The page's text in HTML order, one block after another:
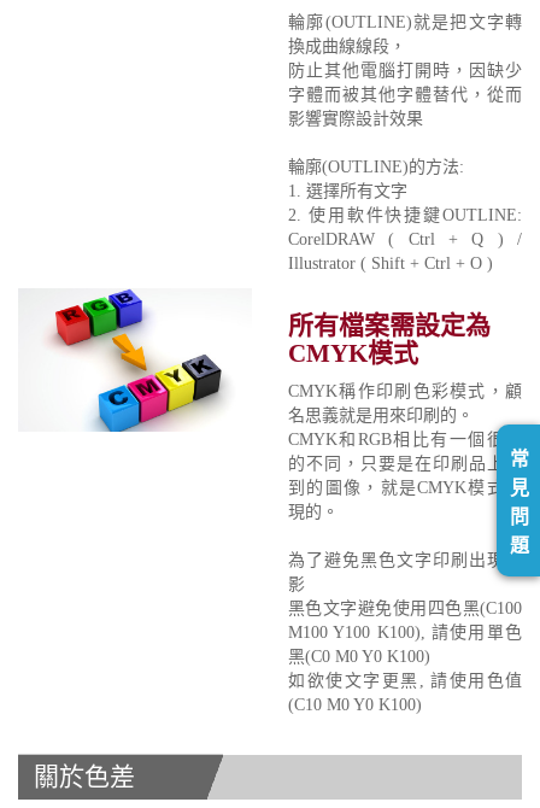
輪廓(OUTLINE)就是把文字轉
換成曲線線段，
防止其他電腦打開時，因缺少
字體而被其他字體替代，從而
影響實際設計效果
輪廓(OUTLINE)的方法:
1. 選擇所有文字
2. 使用軟件快捷鍵OUTLINE:
CorelDRAW ( Ctrl + Q ) /
Illustrator ( Shift + Ctrl + O )
所有檔案需設定為
CMYK模式
CMYK稱作印刷色彩模式，顧
名思義就是用來印刷的。
CMYK和RGB相比有一個很大
的不同，只要是在印刷品上看
到的圖像，就是CMYK模式表
現的。
為了避免黑色文字印刷出現重
影
黑色文字避免使用四色黑(C100
M100 Y100 K100), 請使用單色
黑(C0 M0 Y0 K100)
如欲使文字更黑, 請使用色值
(C10 M0 Y0 K100)
關於色差
常
見
問
題